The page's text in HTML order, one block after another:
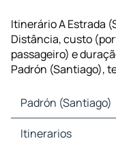
Itinerário A Estrada
Distância, custo
passageiro) e
Padrón (Santiago),
Padrón (Santiago)
Padrón (Santiago)
Itinerarios